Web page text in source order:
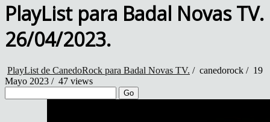
PlayList para Badal Novas TV.
26/04/2023.
PlayList de CanedoRock para Badal Novas TV. / canedorock / 19
Mayo 2023 / 47 views
Go